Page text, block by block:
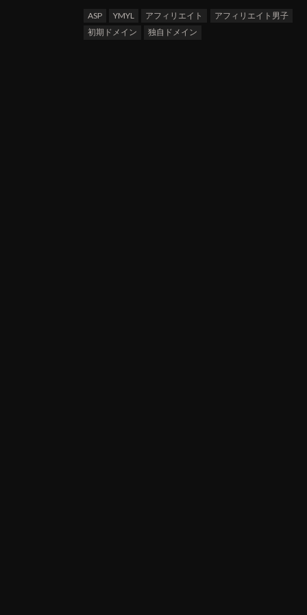
ASP YMYL アフィリエイト
アフィリエイト男子
初期ドメイン
独自ドメイン